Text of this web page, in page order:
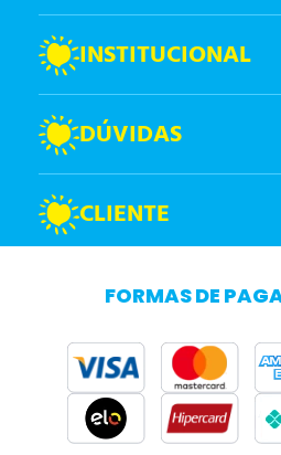
INSTITUCIONAL
DÚVIDAS
CLIENTE
FORMAS DE